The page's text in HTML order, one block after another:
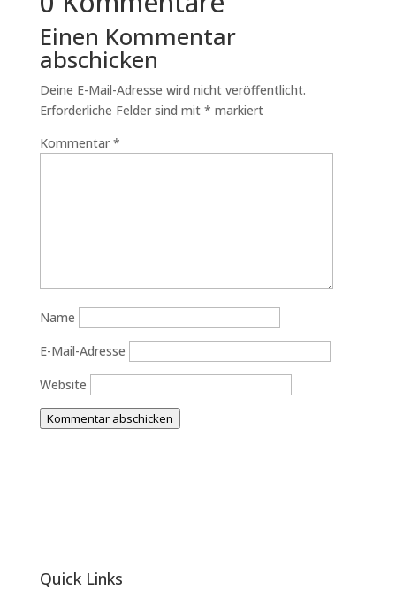
Einen Kommentar
abschicken
Deine E-Mail-Adresse wird nicht veröffentlicht.
Erforderliche Felder sind mit * markiert
Kommentar *
Name
E-Mail-Adresse
Website
Kommentar abschicken
Quick Links